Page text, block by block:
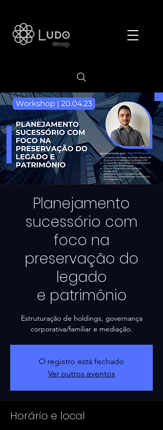
Planejamento
sucessório com
foco na
preservação do
legado
e patrimônio
Estruturação de holdings, governança
corporativa/familiar e mediação.
O registro está fechado
Ver outros eventos
Horário e local